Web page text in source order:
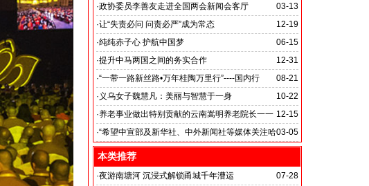
签署战略合作备忘录
03-13
·政协委员李善友走进全国两会新闻会客厅
12-19
·让“失责必问 问责必严”成为常态
06-15
·纯纯赤子心 护航中国梦
12-31
·提升中马两国之间的务实合作
马达加斯加总统埃里会见中国艺术银行董事长、中外新
闻社社务会主席徐志强先生并达成多项合作协议
08-21
·“一带一路新丝路•万年桂陶万里行”----国内行
10-22
· 义乌女子魏慧凡：美丽与智慧于一身
12-15
·养老事业做出特别贡献的云南嵩明养老院长一一
李丽琼
03-05
·“希望中宣部及新华社、中外新闻社等媒体关注哈
尔滨的发展”
本类推荐
07-28
·夜游南塘河 沉浸式解锁甬城千年漕运